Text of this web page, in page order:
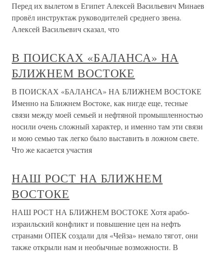
Перед их вылетом в Египет Алексей Васильевич Минаев
провёл инструктаж руководителей среднего звена.
Алексей Васильевич сказал, что
В ПОИСКАХ «БАЛАНСА» НА
БЛИЖНЕМ ВОСТОКЕ
В ПОИСКАХ «БАЛАНСА» НА БЛИЖНЕМ ВОСТОКЕ
Именно на Ближнем Востоке, как нигде еще, тесные
связи между моей семьей и нефтяной промышленностью
носили очень сложный характер, и именно там эти связи
и мою семью так легко было выставить в ложном свете.
Что же касается участия
НАШ РОСТ НА БЛИЖНЕМ
ВОСТОКЕ
НАШ РОСТ НА БЛИЖНЕМ ВОСТОКЕ Хотя арабо-
израильский конфликт и повышение цен на нефть
странами ОПЕК создали для «Чейза» немало тягот, они
также открыли нам и необычные возможности. В